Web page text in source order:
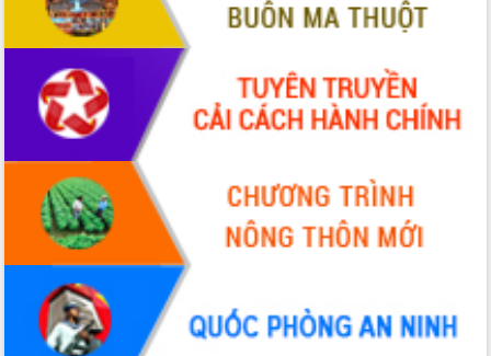
Định vị cà phê Việt Nam như một “di
sản sống” trong dòng chảy toàn cầu
Xây dựng nông thôn mới: Nâng cao đời
sống người dân từ những mô hình thiết
thực
Quyết liệt tháo gỡ vướng mắc, đẩy
nhanh tiến độ các dự án trọng điểm
trong Khu kinh tế Nam Phú Yên
Hòn Yến phát triển du lịch gắn với bảo
tồn biển
Lấy ý kiến điều chỉnh Quy hoạch tỉnh
Đắk Lắk thời kỳ 2021-2030, tầm nhìn
đến năm 2050
Phát động chiến dịch 30 ngày đêm
giải phóng mặt bằng Tuyến đường bộ